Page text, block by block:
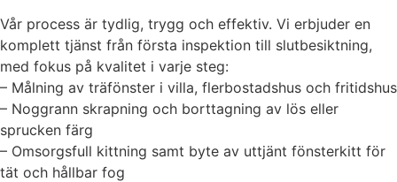
Vår process är tydlig, trygg och effektiv. Vi erbjuder en
komplett tjänst från första inspektion till slutbesiktning,
med fokus på kvalitet i varje steg:
– Målning av träfönster i villa, flerbostadshus och fritidshus
– Noggrann skrapning och borttagning av lös eller
sprucken färg
– Omsorgsfull kittning samt byte av uttjänt fönsterkitt för
tät och hållbar fog